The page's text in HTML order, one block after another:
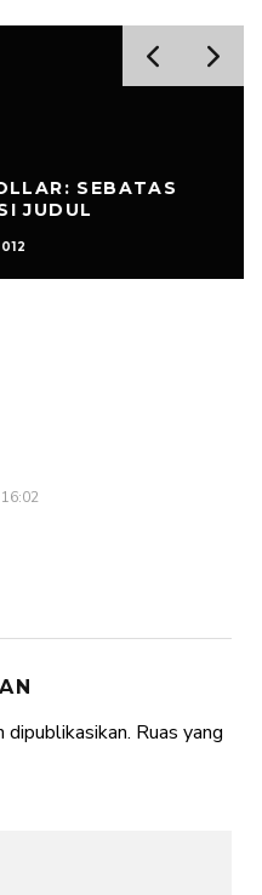
SEBATAS
JUDUL
Ruas yang